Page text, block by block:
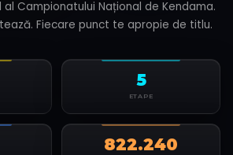
Campionatului Național de Kendama.
Fiecare punct te apropie de titlu.
5
ETAPE
822.240